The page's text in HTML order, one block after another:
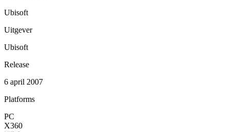
Ubisoft
Uitgever
Ubisoft
Release
6 april 2007
Platforms
PC
X360